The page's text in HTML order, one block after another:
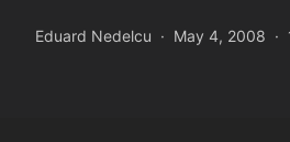
Eduard Nedelcu May 4, 2008